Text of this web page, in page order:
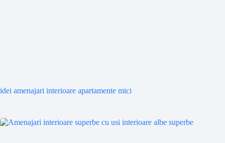
idei amenajari interioare apartamente mici